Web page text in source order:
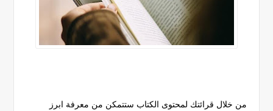
من خلال قرائتك لمحتوى الكتاب ستتمكن من معرفة ابرز